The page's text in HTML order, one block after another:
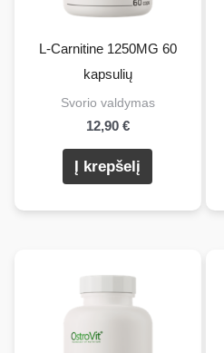
L-Carnitine 1250MG 60
kapsulių
Svorio valdymas
12,90 €
Į krepšelį